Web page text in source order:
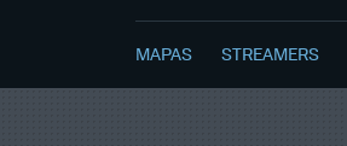
MAPAS STREAMERS